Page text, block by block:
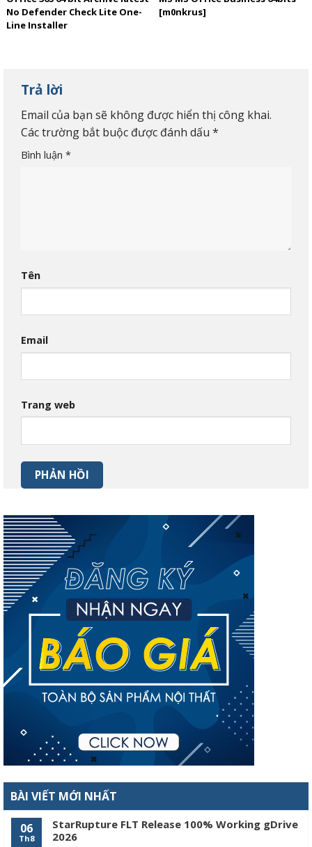
No Defender Check Lite One-
Line Installer
[m0nkrus]
Trả lời
Email của bạn sẽ không được hiển thị công khai.
Các trường bắt buộc được đánh dấu *
Bình luận *
Tên
Email
Trang web
BÀI VIẾT MỚI NHẤT
06
Th8
StarRupture FLT Release 100% Working gDrive
2026